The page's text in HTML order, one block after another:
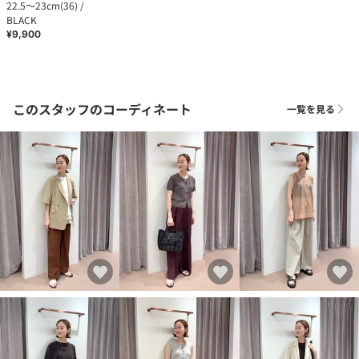
22.5～23cm(36) /
BLACK
¥9,900
このスタッフのコーディネート 一覧を見る